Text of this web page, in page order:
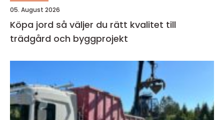
05. August 2026
Köpa jord så väljer du rätt kvalitet till
trädgård och byggprojekt